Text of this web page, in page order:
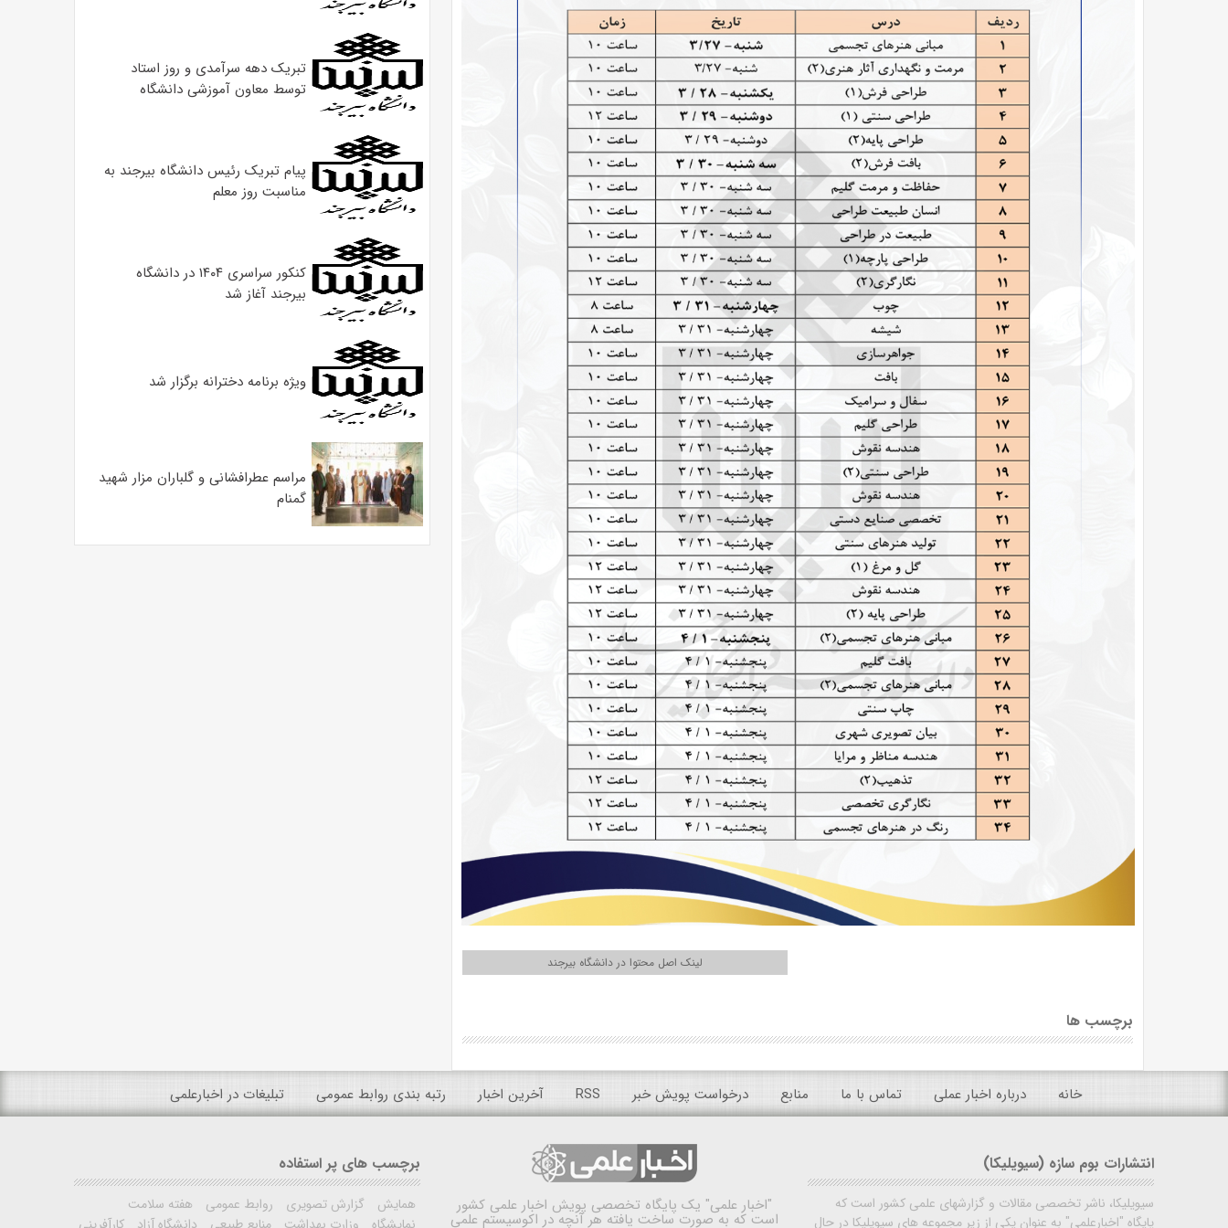
لینک اصل محتوا در دانشگاه بیرجند
برچسب ها
تبریک دهه سرآمدی و روز استاد
توسط معاون آموزشی دانشگاه
پیام تبریک رئیس دانشگاه بیرجند به
مناسبت روز معلم
کنکور سراسری ۱۴۰۴ در دانشگاه
بیرجند آغاز شد
ویژه برنامه دخترانه برگزار شد
مراسم عطرافشانی و گلباران مزار شهید
گمنام
خانه درباره اخبار عملی تماس با ما منابع درخواست پویش خبر RSS آخرین اخبار رتبه بندی روابط عمومی تبلیغات در اخبارعلمی
انتشارات بوم سازه (سیویلیکا)
سیویلیکا، ناشر تخصصی مقالات و گزارشهای علمی کشور است که
پایگاه "اخبارعلمی" به عنوان یکی از زیر مجموعه های سیویلیکا در حال
"اخبار علمی" یک پایگاه تخصصی پویش اخبار علمی کشور
است که به صورت ساخت یافته هر آنچه در اکوسیستم علمی
برچسب های پر استفاده
همایش گزارش تصویری روابط عمومی
هفته سلامت